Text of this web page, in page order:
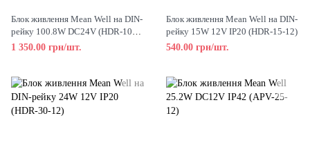
Блок живлення Mean Well на DIN-
рейку 100.8W DC24V (HDR-100-
24N)
1 350.00 грн/шт.
Блок живлення Mean Well на DIN-
рейку 15W 12V IP20 (HDR-15-12)
540.00 грн/шт.